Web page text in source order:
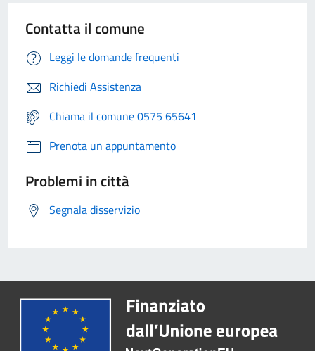
Contatta il comune
Leggi le domande frequenti
Richiedi Assistenza
Chiama il comune 0575 65641
Prenota un appuntamento
Problemi in città
Segnala disservizio